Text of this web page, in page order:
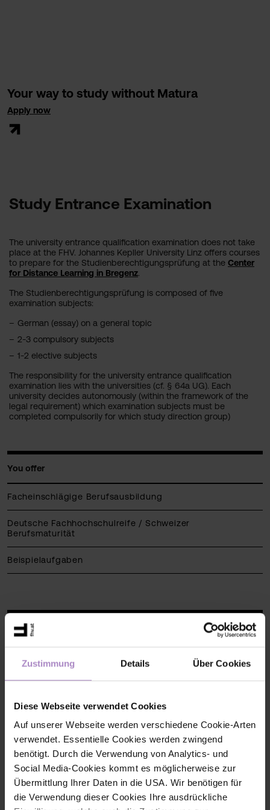
Zustimmung Details Über Cookies
Diese Webseite verwendet Cookies
Auf unserer Webseite werden verschiedene Cookie-Arten
verwendet. Essentielle Cookies werden zwingend
benötigt. Durch die Verwendung von Analytics- und
Social Media-Cookies kommt es möglicherweise zur
Übermittlung Ihrer Daten in die USA. Wir benötigen für
die Verwendung dieser Cookies Ihre ausdrückliche
Your way to study without Matura
Apply now
Study Entrance Examination
The university entrance qualification examination does not take
place at the FHV. Johannes Kepller University Linz offers courses
to prepare for the Studienberechtigungsprüfung at the Center
for Distance Learning in Bregenz.
The Studienberechtigungsprüfung is composed of five
examination subjects:
German (essay) on a general topic
2-3 compulsory subjects
1-2 elective subjects
The responsibility for the university entrance qualification
examination lies with the universities (cf. § 64a UG). Each
university decides autonomously (within the framework of the
legal requirement) which examination subjects must be
completed compulsorily for which study direction group)
You offer
Facheinschlägige Berufsausbildung
Deutsche Fachhochschulreife / Schweizer
Berufsmaturität
Beispielaufgaben
More info
Vorbereitung Zusatzprüfung
Prüfungsorganisation
Hochschulzugänge